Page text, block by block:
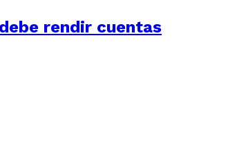
rendir cuentas